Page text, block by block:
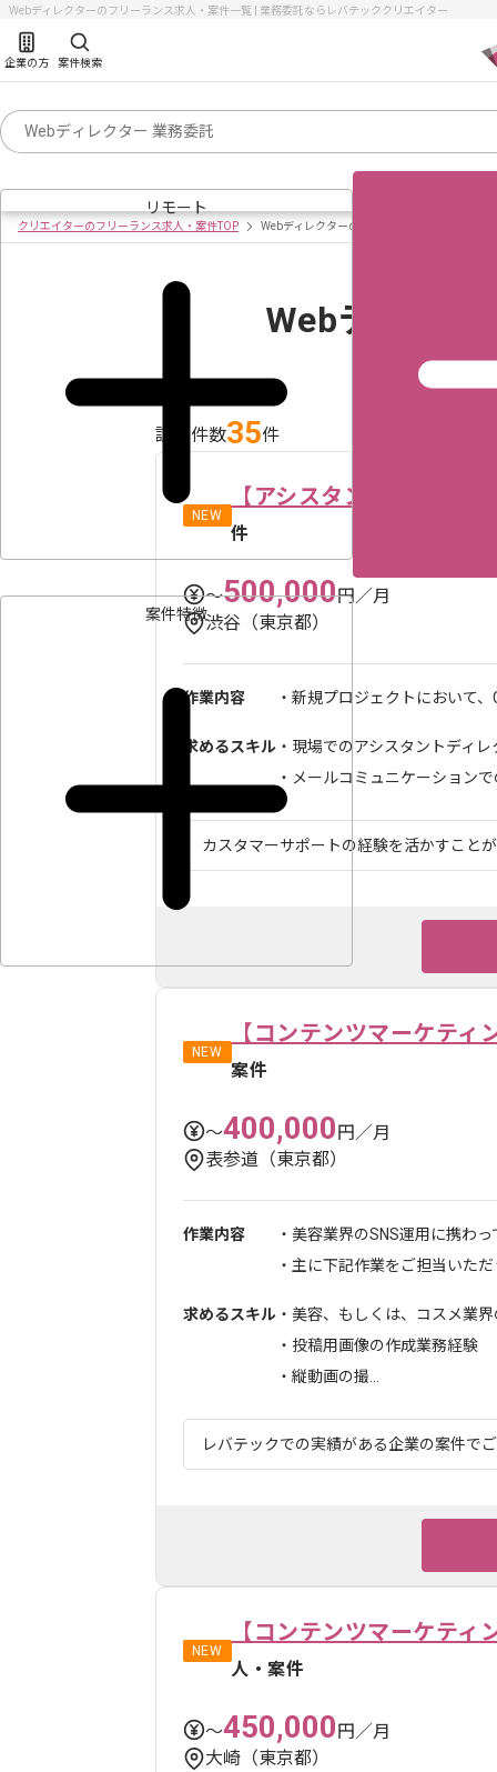
Webディレクターのフリーランス求人・案件一覧 | 業務委託ならレバテッククリエイター
企業の方 案件検索
リモート
案件特徴
クリエイターのフリーランス求人・案件TOP Webディレクターの求人・案件一覧
Webディレ
該当件数35件
NEW
【アシスタントディレ
件
〜500,000円／月
渋谷（東京都）
作業内容 ・新規プロジェクトにおいて
求めるスキル ・現場でのアシスタントディ
・メールコミュニケーションで
カスタマーサポートの経験を活かすこと
NEW
【コンテンツマーケテ
案件
〜400,000円／月
表参道（東京都）
作業内容
・美容業界のSNS運用に携わ
・主に下記作業をご担当いただ
求めるスキル ・美容、もしくは、コスメ業
・投稿用画像の作成業務経験
・縦動画の撮...
レバテックでの実績がある企業の案件で
NEW
【コンテンツマーケテ
人・案件
〜450,000円／月
大崎（東京都）